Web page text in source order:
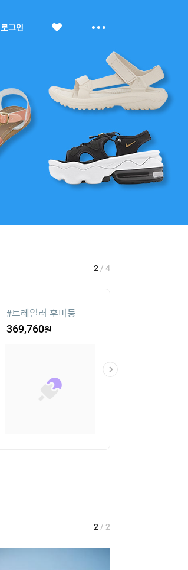
로그인 보
#트레일러 후미등
369,760원
2 / 4
2 / 2